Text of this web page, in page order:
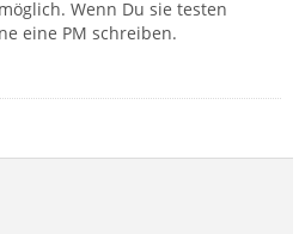
Wenn Du sie testen
eine PM schreiben.